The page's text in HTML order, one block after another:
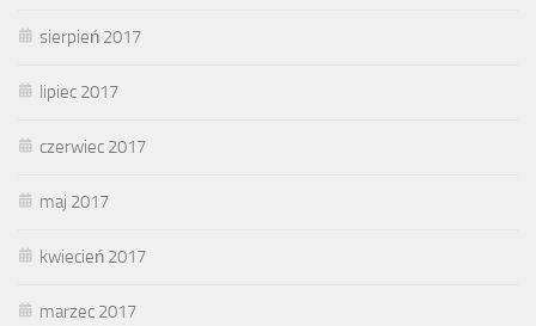
sierpień 2017
lipiec 2017
czerwiec 2017
maj 2017
kwiecień 2017
marzec 2017